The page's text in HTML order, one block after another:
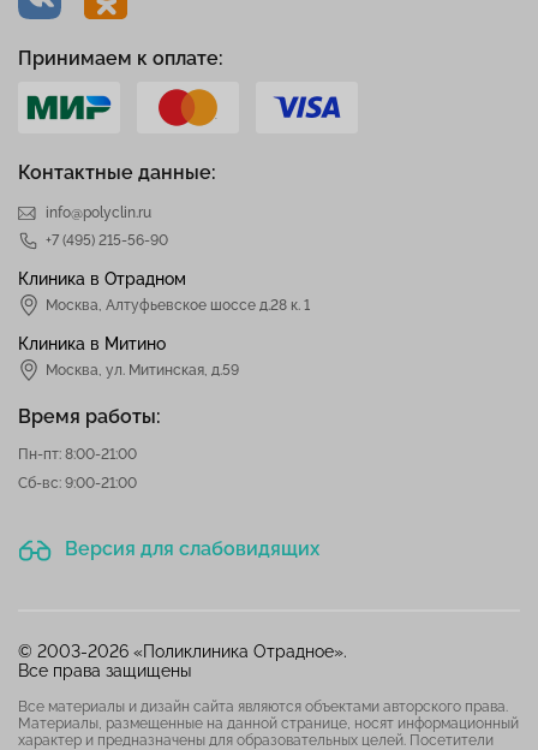
Контактные данные:
info@polyclin.ru
+7 (495) 215-56-90
Клиника в Отрадном
Москва, Алтуфьевское шоссе д.28 к. 1
Клиника в Митино
Москва, ул. Митинская, д.59
Время работы:
Пн-пт: 8:00-21:00
Сб-вс: 9:00-21:00
Версия для слабовидящих
Принимаем к оплате:
© 2003-2026 «Поликлиника Отрадное».
Все права защищены
Все материалы и дизайн сайта являются объектами авторского права.
Материалы, размещенные на данной странице, носят информационный
характер и предназначены для образовательных целей. Посетители